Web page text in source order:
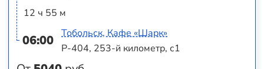
12 ч 55 м
06:00
Тобольск, Кафе «Шарк»
Р-404, 253-й километр, с1